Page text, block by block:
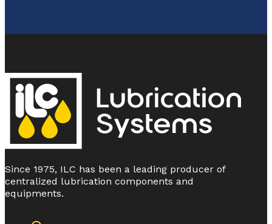
Since 1975, ILC has been a leading producer of
centralized lubrication components and
equipments.